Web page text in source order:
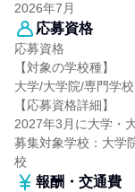
2026年7月
応募資格
応募資格
【対象の学校種】
大学/大学院/専門学校
【応募資格詳細】
2027年3月に大学・
募集対象学校：大学
校
報酬・交通費